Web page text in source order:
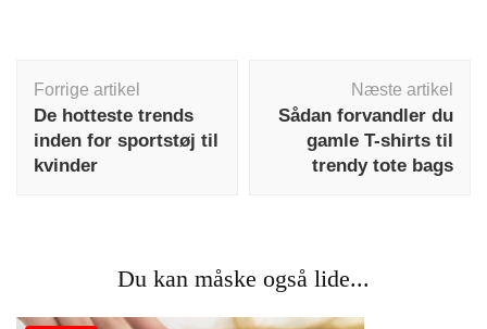
Forrige artikel
De hotteste trends
inden for sportstøj til
kvinder
Næste artikel
Sådan forvandler du
gamle T-shirts til
trendy tote bags
Du kan måske også lide...